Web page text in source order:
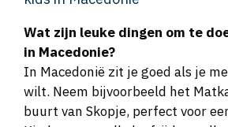
Wat zijn leuke dingen om te
in Macedonie?
In Macedonië zit je goed als je
wilt. Neem bijvoorbeeld het
buurt van Skopje, perfect voor